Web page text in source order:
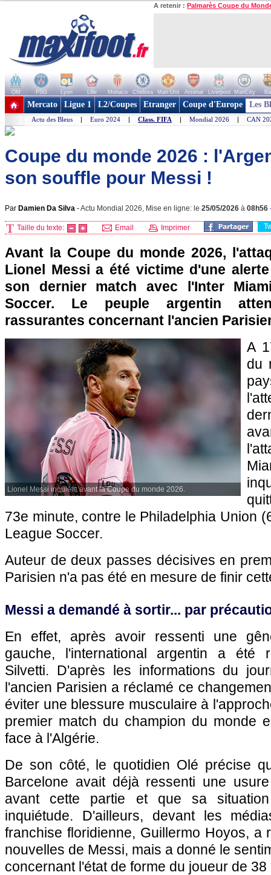
A retenir : Palmarès Coupe du
OM PSG Lyon Lille Monaco Chelsea Man Utd Arsenal Liverpool ManCity
+ de clubs
Mercato Ligue 1 L2/Coupes Etranger Coupe d'Europe Les
Actu des Bleus | Euro 2024 | Class. FIFA | Mondial 2026 | CAN
Coupe du monde 2026 :
son souffle pour Messi !
Par Damien Da Silva -Actu Mondial 2026, Mise en ligne: le 25/05/2026 à 08h56
Taille du texte: Email Imprimer
Avant la Coupe du monde 2026,
Lionel Messi a été victime d'une
son dernier match avec l'Inter
Soccer. Le peuple argentin
rassurantes concernant l'ancien
Lionel Messi inquiète avant la Coupe du monde 2026.
A
du
73e minute, contre le Philadelphia Union
League Soccer.
Auteur de deux passes décisives en
Parisien n'a pas été en mesure de finir
Messi a demandé à sortir... par
En effet, après avoir ressenti une
gauche, l'international argentin a été
Silvetti. D'après les informations du
l'ancien Parisien a réclamé ce
éviter une blessure musculaire à
premier match du champion du monde
face à l'Algérie.
De son côté, le quotidien Olé précise
Barcelone avait déjà ressenti une
avant cette partie et que sa
inquiétude. D'ailleurs, devant les
franchise floridienne, Guillermo Hoyos, a
nouvelles de Messi, mais a donné le
concernant l'état de forme du joueur de 38